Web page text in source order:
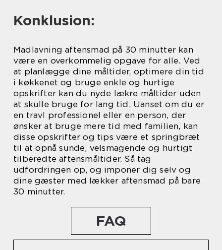
Konklusion:
Madlavning aftensmad på 30 minutter kan
være en overkommelig opgave for alle. Ved
at planlægge dine måltider, optimere din tid
i køkkenet og bruge enkle og hurtige
opskrifter kan du nyde lækre måltider uden
at skulle bruge for lang tid. Uanset om du er
en travl professionel eller en person, der
ønsker at bruge mere tid med familien, kan
disse opskrifter og tips være et springbræt
til at opnå sunde, velsmagende og hurtigt
tilberedte aftensmåltider. Så tag
udfordringen op, og imponer dig selv og
dine gæster med lækker aftensmad på bare
30 minutter.
FAQ